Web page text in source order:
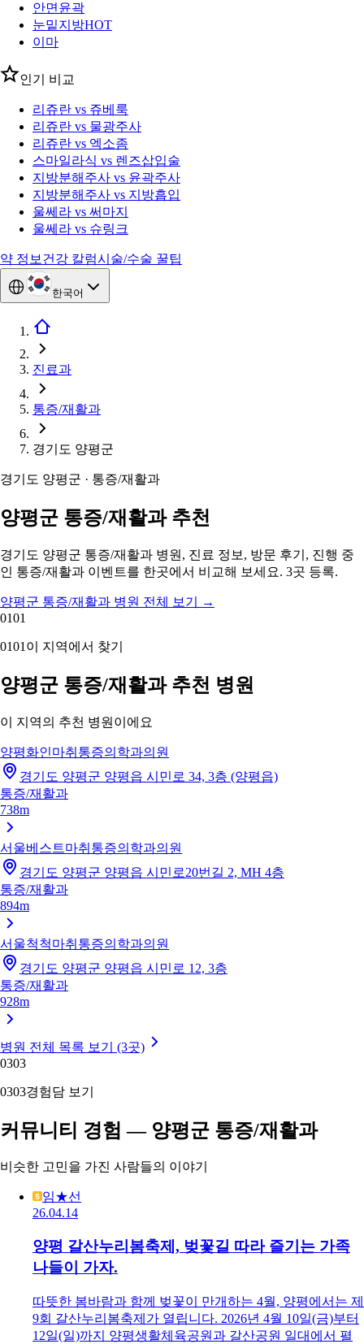
안면윤곽
눈밑지방HOT
이마
인기 비교
리쥬란 vs 쥬베룩
리쥬란 vs 물광주사
리쥬란 vs 엑소좀
스마일라식 vs 렌즈삽입술
지방분해주사 vs 윤곽주사
지방분해주사 vs 지방흡입
울쎄라 vs 써마지
울쎄라 vs 슈링크
약 정보 건강 칼럼시술/수술 꿀팁
한국어
진료과
통증/재활과
경기도 양평군
경기도 양평군 · 통증/재활과
양평군 통증/재활과 추천
경기도 양평군 통증/재활과 병원, 진료 정보, 방문 후기, 진행 중
인 통증/재활과 이벤트를 한곳에서 비교해 보세요. 3곳 등록.
양평군 통증/재활과 병원 전체 보기
→
0101
0101 이 지역에서 찾기
양평군 통증/재활과 추천 병원
이 지역의 추천 병원이에요
양평화인마취통증의학과의원
경기도 양평군 양평읍 시민로 34, 3층 (양평읍)
통증/재활과
738m
서울베스트마취통증의학과의원
경기도 양평군 양평읍 시민로20번길 2, MH 4층
통증/재활과
894m
서울척척마취통증의학과의원
경기도 양평군 양평읍 시민로 12, 3층
통증/재활과
928m
병원 전체 목록 보기 (3곳)
0303
0303경험담 보기
커뮤니티 경험 — 양평군 통증/재활과
비슷한 고민을 가진 사람들의 이야기
임★선
26.04.14
양평 갈산누리봄축제, 벚꽃길 따라 즐기는 가족
나들이 가자.
따뜻한 봄바람과 함께 벚꽃이 만개하는 4월, 양평에서는 제
9회 갈산누리봄축제가 열립니다. 2026년 4월 10일(금)부터
12일(일)까지 양평생활체육공원과 갈산공원 일대에서 펼